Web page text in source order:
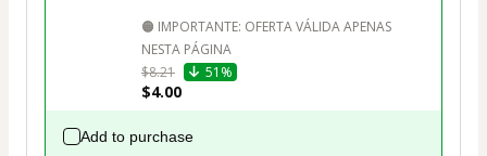
🟠 IMPORTANTE: OFERTA VÁLIDA APENAS
NESTA PÁGINA
$8.21
51%
$4.00
Add to purchase